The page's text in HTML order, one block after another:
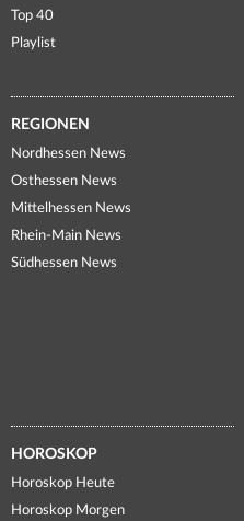
Top 40
Playlist
REGIONEN
Nordhessen News
Osthessen News
Mittelhessen News
Rhein-Main News
Südhessen News
HOROSKOP
Horoskop Heute
Horoskop Morgen